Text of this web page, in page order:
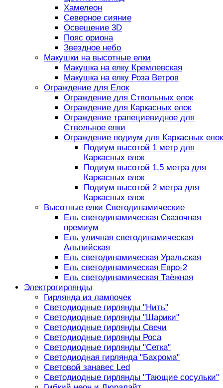
Хамелеон
Северное сияние
Освещение 3D
Пояс ориона
Звездное небо
Макушки на высотные елки
Макушка на елку Кремлевская
Макушка на елку Роза Ветров
Ограждение для Елок
Ограждение для Ствольных елок
Ограждение для Каркасных елок
Ограждение трапециевидное для
Ствольное елки
Ограждение подиум для Каркасных елок
Подиум высотой 1 метр для
Каркасных елок
Подиум высотой 1,5 метра для
Каркасных елок
Подиум высотой 2 метра для
Каркасных елок
Высотные елки Светодинамические
Ель светодинамическая Сказочная
премиум
Ель уличная светодинамическая
Альпийская
Ель светодинамическая Уральская
Ель светодинамическая Евро-2
Ель светодинамическая Таёжная
Электрогирлянды
Гирлянда из лампочек
Светодиодные гирлянды "Нить"
Светодиодные гирлянды "Шарики"
Светодиодные гирлянды Свечи
Светодиодные гирлянды Роса
Светодиодные гирлянды "Сетка"
Светодиодная гирлянда "Бахрома"
Световой занавес Led
Светодиодные гирлянды "Тающие сосульки"